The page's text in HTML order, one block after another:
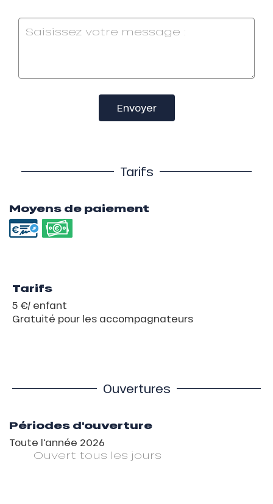
Envoyer
Tarifs
Moyens de paiement
Tarifs
5 €/ enfant
Gratuité pour les accompagnateurs
Ouvertures
Périodes d'ouverture
Toute l'année 2026
Ouvert tous les jours